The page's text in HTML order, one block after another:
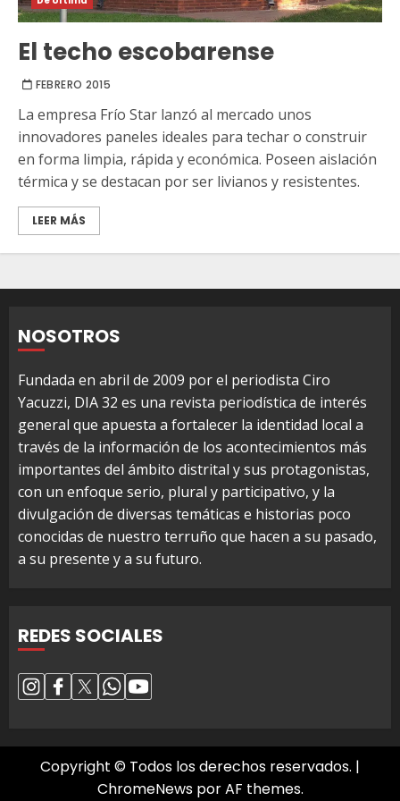
El techo escobarense
FEBRERO 2015
La empresa Frío Star lanzó al mercado unos
innovadores paneles ideales para techar o construir
en forma limpia, rápida y económica. Poseen aislación
térmica y se destacan por ser livianos y resistentes.
LEER MÁS
NOSOTROS
Fundada en abril de 2009 por el periodista Ciro
Yacuzzi, DIA 32 es una revista periodística de interés
general que apuesta a fortalecer la identidad local a
través de la información de los acontecimientos más
importantes del ámbito distrital y sus protagonistas,
con un enfoque serio, plural y participativo, y la
divulgación de diversas temáticas e historias poco
conocidas de nuestro terruño que hacen a su pasado,
a su presente y a su futuro.
REDES SOCIALES
Copyright © Todos los derechos reservados. |
ChromeNewspor AF themes.